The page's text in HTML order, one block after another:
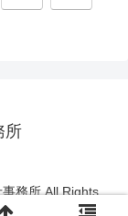
所
務所 All Rights